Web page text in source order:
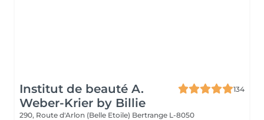
Institut de beauté A.
Weber-Krier by Billie
134
290, Route d'Arlon (Belle Etoile) Bertrange L-8050